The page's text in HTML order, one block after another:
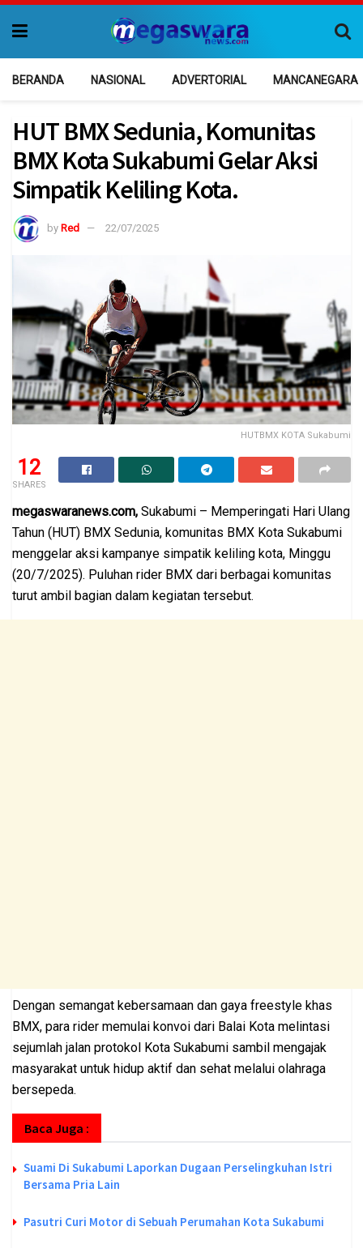
BERANDA NASIONAL ADVERTORIAL MANCANEGARA
HUT BMX Sedunia, Komunitas
BMX Kota Sukabumi Gelar Aksi
Simpatik Keliling Kota.
by Red 22/07/2025
HUTBMX KOTA Sukabumi
12
SHARES
megaswaranews.com, Sukabumi – Memperingati Hari Ulang
Tahun (HUT) BMX Sedunia, komunitas BMX Kota Sukabumi
menggelar aksi kampanye simpatik keliling kota, Minggu
(20/7/2025). Puluhan rider BMX dari berbagai komunitas
turut ambil bagian dalam kegiatan tersebut.
Dengan semangat kebersamaan dan gaya freestyle khas
BMX, para rider memulai konvoi dari Balai Kota melintasi
sejumlah jalan protokol Kota Sukabumi sambil mengajak
masyarakat untuk hidup aktif dan sehat melalui olahraga
bersepeda.
Baca Juga :
Suami Di Sukabumi Laporkan Dugaan Perselingkuhan Istri
Bersama Pria Lain
Pasutri Curi Motor di Sebuah Perumahan Kota Sukabumi